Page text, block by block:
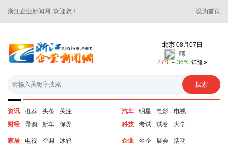
浙江企业新闻网 欢迎您！ 设为首页
资讯 推荐 头条
关注
财经
导购 新车 保养
汽车 明星 电影
电视
科技
考试 试卷 大学
家居 电视 空调
冰箱
企业 名企 展会
活动